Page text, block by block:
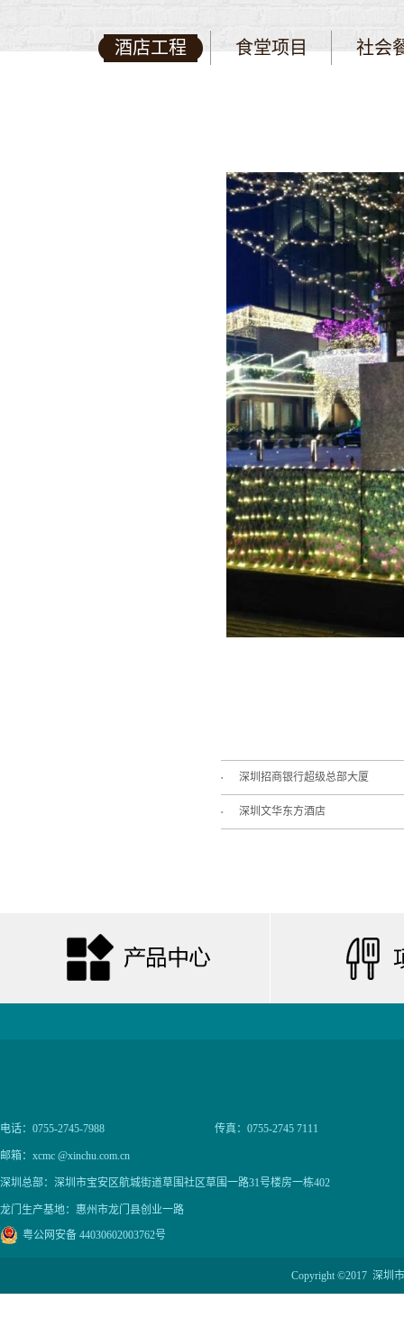
酒店工程 食堂项目 社会
深圳招商银行超级总部大厦
深圳文华东方酒店
深圳总部：深圳市宝安区航城街道草围社区草围一路31号楼房一栋402
龙门生产基地：惠州市龙门县创业一路
电话：0755-2745-7988 传真：0755-2745 7111
邮箱：xcmc @xinchu.com.cn
粤公网安备 44030602003762号
Copyright ©2017 深圳